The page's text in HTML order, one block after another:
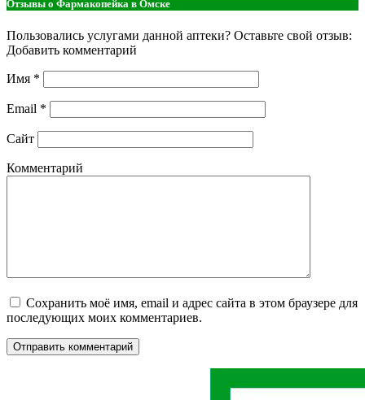
Отзывы о Фармакопейка в Омске
Пользовались услугами данной аптеки? Оставьте свой отзыв:
Добавить комментарий
Имя *
Email *
Сайт
Комментарий
Сохранить моё имя, email и адрес сайта в этом браузере для
последующих моих комментариев.